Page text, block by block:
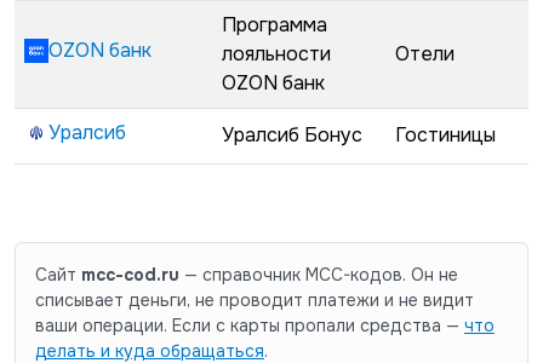
OZON банк
Программа
лояльности
OZON банк
Отели
Уралсиб Уралсиб Бонус Гостиницы
Сайт mcc-cod.ru — справочник MCC-кодов. Он не
списывает деньги, не проводит платежи и не видит
ваши операции. Если с карты пропали средства — что
делать и куда обращаться.